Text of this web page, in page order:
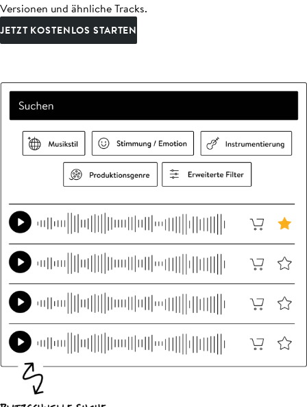
Versionen und ähnliche Tracks.
JETZT KOSTENLOS STARTEN